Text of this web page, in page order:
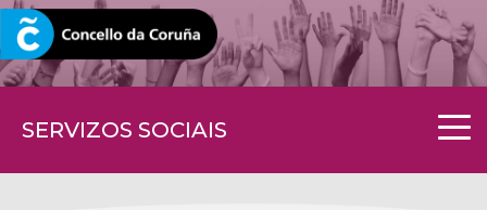
SERVIZOS SOCIAIS
CORUNA.GAL